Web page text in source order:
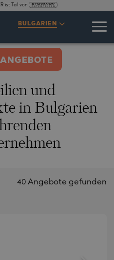
ist Teil von
BULGARIEN
und
in Bulgarien
40 Angebote gefunden